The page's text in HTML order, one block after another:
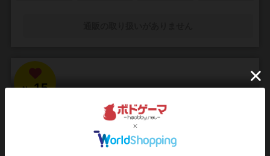
No.15
ブラッドボーン：カードゲーム
Bloodborne: The Card Game